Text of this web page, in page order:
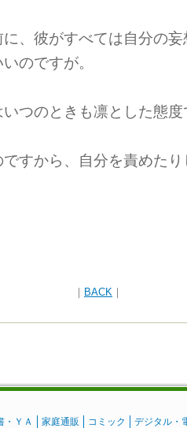
、彼がすべては自分の
のですが。
つのときも凛とした態度
すから、自分を責めた
｜ BACK ｜
・ＹＡ 家庭通販 コミック デジタル・